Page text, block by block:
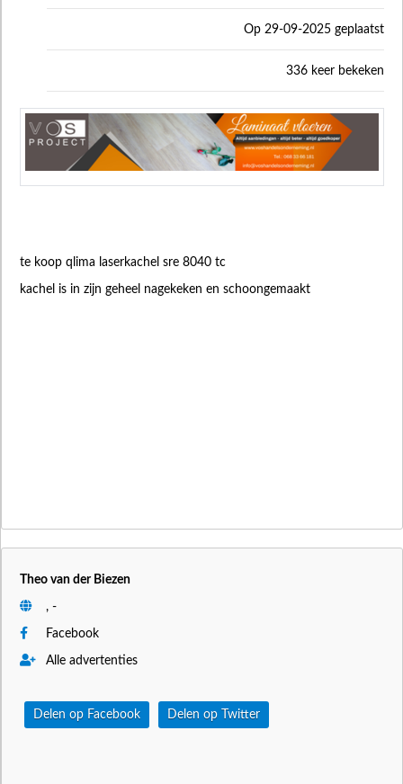
Op 29-09-2025 geplaatst
336 keer bekeken
te koop qlima laserkachel sre 8040 tc
kachel is in zijn geheel nagekeken en schoongemaakt
Theo van der Biezen
, -
Facebook
Alle advertenties
Delen op Facebook Delen op Twitter